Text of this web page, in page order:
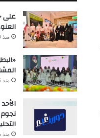
على
منذ 30 دقيقة
منذ 35 دقيقة
منذ